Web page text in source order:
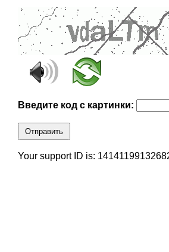
Введите код с картинки:
Отправить
Your support ID is: